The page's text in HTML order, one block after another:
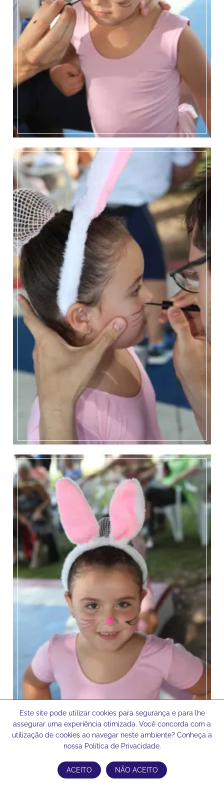
Este site pode utilizar cookies para segurança e para lhe
assegurar uma experiência otimizada. Você concorda com a
utilização de cookies ao navegar neste ambiente? Conheça a
nossa Política de Privacidade.
ACEITO NÃO ACEITO